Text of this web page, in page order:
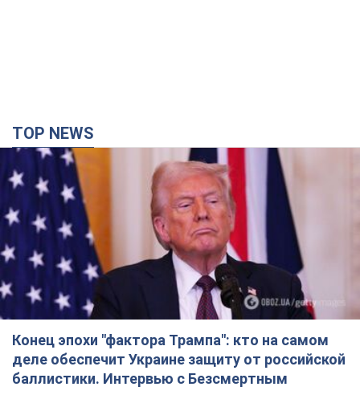
TOP NEWS
Конец эпохи "фактора Трампа": кто на самом
деле обеспечит Украине защиту от российской
баллистики. Интервью с Безсмертным